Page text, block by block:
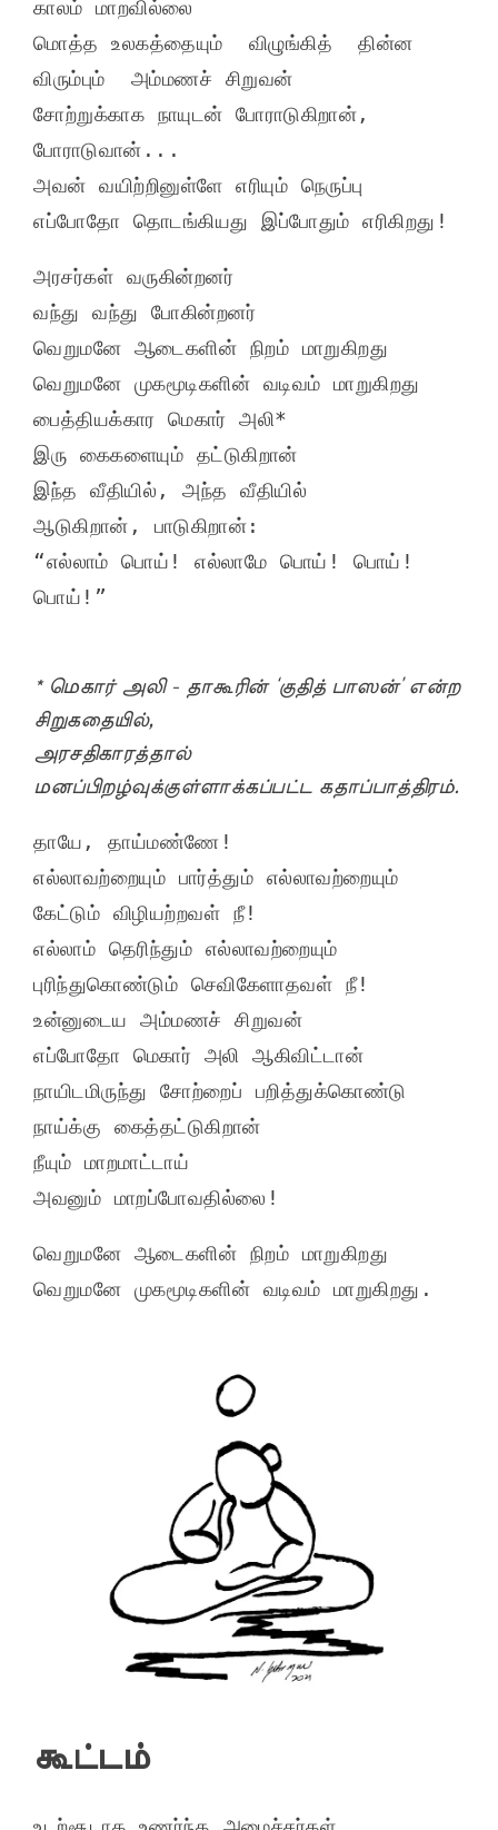
காலம் மாறவில்லை
மொத்த உலகத்தையும்  விழுங்கித்  தின்ன
விரும்பும்  அம்மணச் சிறுவன்
சோற்றுக்காக நாயுடன் போராடுகிறான்,
போராடுவான்...
அவன் வயிற்றினுள்ளே எரியும் நெருப்பு
எப்போதோ தொடங்கியது இப்போதும் எரிகிறது!
அரசர்கள் வருகின்றனர்
வந்து வந்து போகின்றனர்
வெறுமனே ஆடைகளின் நிறம் மாறுகிறது
வெறுமனே முகமூடிகளின் வடிவம் மாறுகிறது
பைத்தியக்கார மெகார் அலி*
இரு கைகளையும் தட்டுகிறான்
இந்த வீதியில், அந்த வீதியில்
ஆடுகிறான், பாடுகிறான்:
“எல்லாம் பொய்! எல்லாமே பொய்! பொய்!
பொய்!”
* மெகார் அலி - தாகூரின் ‘குதித் பாஸன்’ என்ற
சிறுகதையில்,
அரசதிகாரத்தால்
மனப்பிறழ்வுக்குள்ளாக்கப்பட்ட கதாப்பாத்திரம்.
தாயே, தாய்மண்ணே!
எல்லாவற்றையும் பார்த்தும் எல்லாவற்றையும்
கேட்டும் விழியற்றவள் நீ!
எல்லாம் தெரிந்தும் எல்லாவற்றையும்
புரிந்துகொண்டும் செவிகேளாதவள் நீ!
உன்னுடைய அம்மணச் சிறுவன்
எப்போதோ மெகார் அலி ஆகிவிட்டான்
நாயிடமிருந்து சோற்றைப் பறித்துக்கொண்டு
நாய்க்கு கைத்தட்டுகிறான்
நீயும் மாறமாட்டாய்
அவனும் மாறப்போவதில்லை!
வெறுமனே ஆடைகளின் நிறம் மாறுகிறது
வெறுமனே முகமூடிகளின் வடிவம் மாறுகிறது.
கூட்டம்